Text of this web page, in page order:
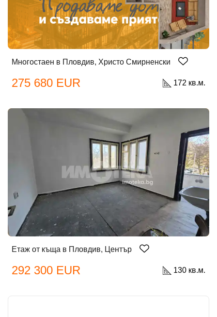
Многостаен в Пловдив, Христо Смирненски
275 680 EUR 172 кв.м.
Етаж от къща в Пловдив, Център
292 300 EUR 130 кв.м.